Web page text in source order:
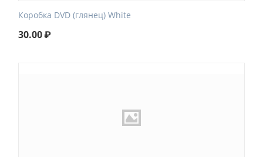
Коробка DVD (глянец) White
30.00₽